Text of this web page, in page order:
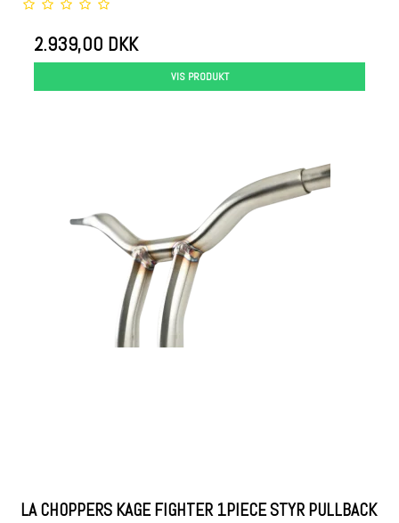
2.939,00 DKK
VIS PRODUKT
LA CHOPPERS KAGE FIGHTER 1PIECE STYR PULLBACK